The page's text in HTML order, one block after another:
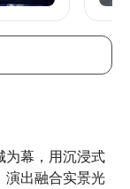
为幕，用沉浸式
演出融合实景光